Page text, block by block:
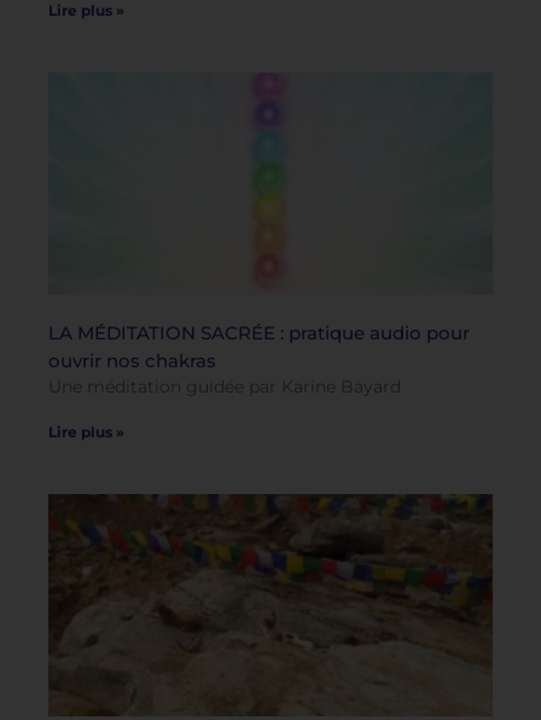
Lire plus »
LA MÉDITATION SACRÉE : pratique audio pour
ouvrir nos chakras
Une méditation guidée par Karine Bayard
Lire plus »